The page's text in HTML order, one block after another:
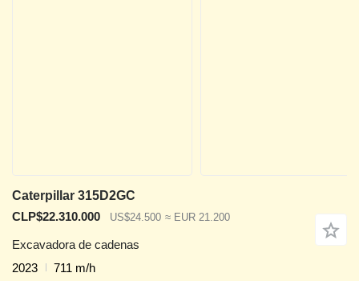
Caterpillar 315D2GC
CLP$22.310.000
US$24.500 ≈ EUR 21.200
Excavadora de cadenas
2023
711 m/h